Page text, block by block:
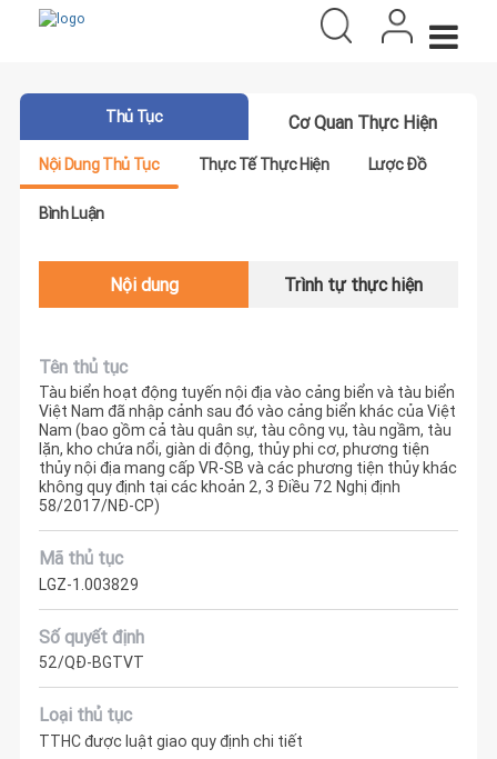
Thủ Tục Cơ Quan Thực Hiện
Nội Dung Thủ Tục Thực Tế Thực Hiện Lược Đồ
Bình Luận
Nội dung Trình tự thực hiện
Tên thủ tục
Tàu biển hoạt động tuyến nội địa vào cảng biển và tàu biển
Việt Nam đã nhập cảnh sau đó vào cảng biển khác của Việt
Nam (bao gồm cả tàu quân sự, tàu công vụ, tàu ngầm, tàu
lặn, kho chứa nổi, giàn di động, thủy phi cơ, phương tiện
thủy nội địa mang cấp VR-SB và các phương tiện thủy khác
không quy định tại các khoản 2, 3 Điều 72 Nghị định
58/2017/NĐ-CP)
Mã thủ tục
LGZ-1.003829
Số quyết định
52/QĐ-BGTVT
Loại thủ tục
TTHC được luật giao quy định chi tiết